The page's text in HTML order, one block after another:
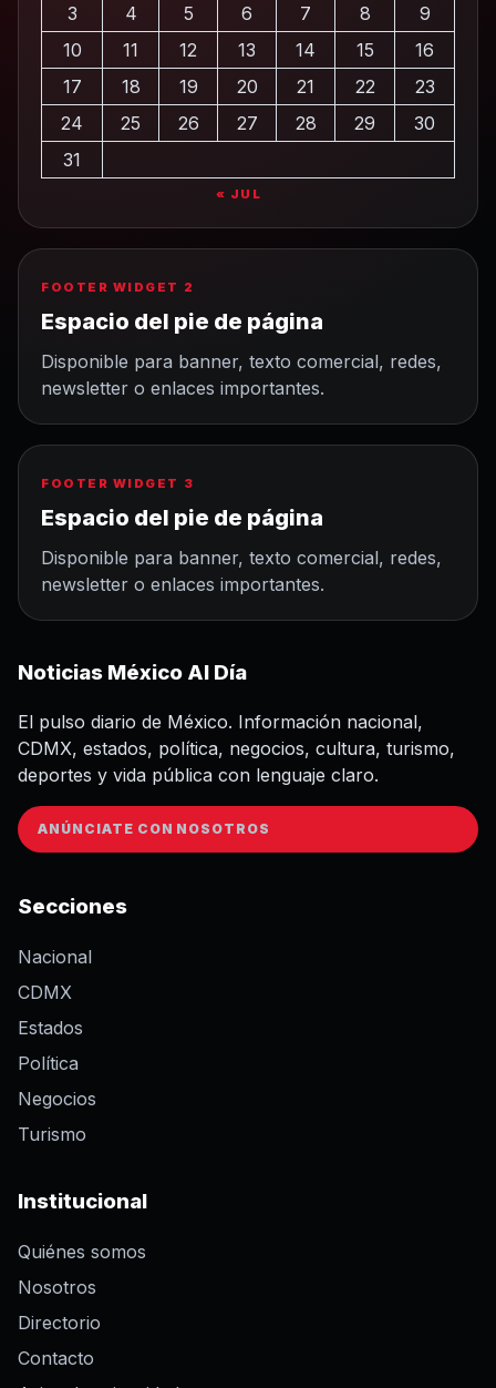
3
4 5 6 7 8
9
10
11 12 13 14 15
16
17
18 19 20 21 22
23
24
25 26 27 28 29
30
31
« JUL
FOOTER WIDGET 2
Espacio del pie de página
Disponible para banner, texto comercial, redes,
newsletter o enlaces importantes.
FOOTER WIDGET 3
Espacio del pie de página
Disponible para banner, texto comercial, redes,
newsletter o enlaces importantes.
Noticias México Al Día
El pulso diario de México. Información nacional,
CDMX, estados, política, negocios, cultura, turismo,
deportes y vida pública con lenguaje claro.
ANÚNCIATE CON NOSOTROS
Secciones
Nacional
CDMX
Estados
Política
Negocios
Turismo
Institucional
Quiénes somos
Nosotros
Directorio
Contacto